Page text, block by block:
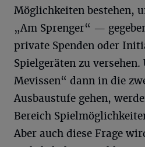
Möglichkeiten bestehen,
„Am Sprenger“ —
private Spenden oder
Spielgeräten zu
Mevissen“ dann in die
Ausbaustufe gehen,
Bereich
Aber auch diese Frage